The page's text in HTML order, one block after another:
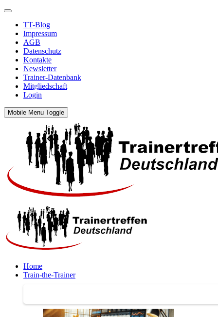
TT-Blog
Impressum
AGB
Datenschutz
Kontakte
Newsletter
Trainer-Datenbank
Mitgliedschaft
Login
Mobile Menu Toggle
Home
Train-the-Trainer